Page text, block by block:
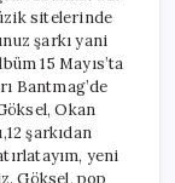
sitelerinde
şarkı yani
15 Mayıs’ta
Bantmag’de
Okan
şarkıdan
yeni
Göksel, pop